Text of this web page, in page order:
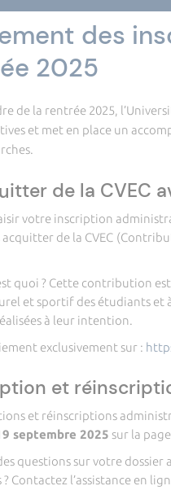
des
2025
de la rentrée 2025,
et met en place un
de la CVEC
votre inscription
acquitter de la CVEC
quoi ? Cette contribution
et sportif des étudiants et
à leur intention.
exclusivement sur :
et
et réinscriptions
septembre 2025 sur la
questions sur votre
Contactez l’assistance en